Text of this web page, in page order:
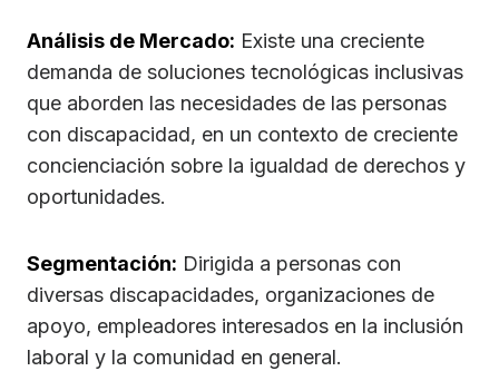
Análisis de Mercado: Existe una creciente
demanda de soluciones tecnológicas inclusivas
que aborden las necesidades de las personas
con discapacidad, en un contexto de creciente
concienciación sobre la igualdad de derechos y
oportunidades.
Segmentación: Dirigida a personas con
diversas discapacidades, organizaciones de
apoyo, empleadores interesados en la inclusión
laboral y la comunidad en general.